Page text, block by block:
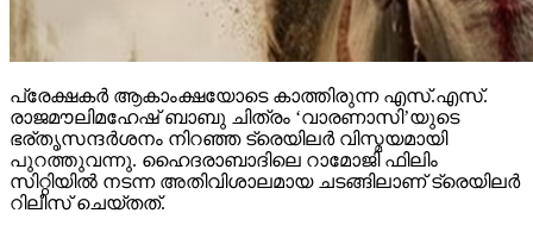
പ്രേക്ഷകര്‍ ആകാംക്ഷയോടെ കാത്തിരുന്ന എസ്.എസ്.
രാജമൗലിമഹേഷ് ബാബു ചിത്രം ‘വാരണാസി’യുടെ
ഭര്തൃസന്ദര്‍ശനം നിറഞ്ഞ ട്രെയിലര്‍ വിസ്മയമായി
പുറത്തുവന്നു. ഹൈദരാബാദിലെ റാമോജി ഫിലിം
സിറ്റിയില്‍ നടന്ന അതിവിശാലമായ ചടങ്ങിലാണ് ട്രെയിലര്‍
റിലീസ് ചെയ്തത്.